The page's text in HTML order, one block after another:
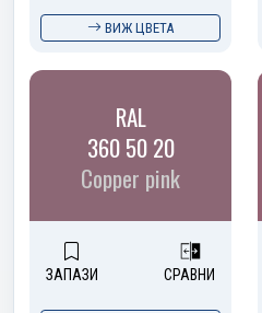
ВИЖ ЦВЕТА
RAL
360 50 20
Copper pink
ЗАПАЗИ СРАВНИ